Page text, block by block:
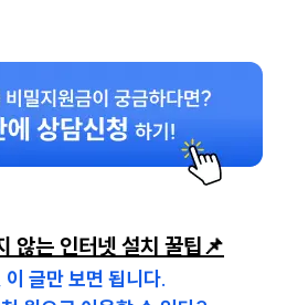
않는 인터넷 설치 꿀팁📌
글만 보면 됩니다.